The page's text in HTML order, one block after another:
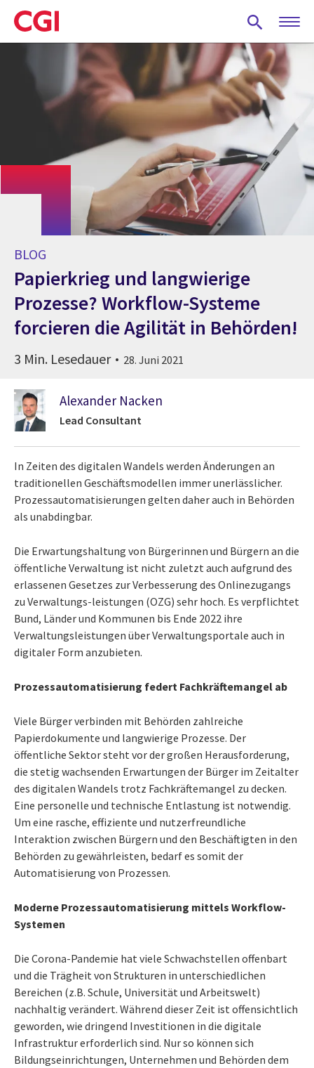
Skip
to
main
BLOG
Papierkrieg und langwierige
Prozesse? Workflow-Systeme
forcieren die Agilität in Behörden!
3 Min. Lesedauer 28. Juni 2021
Alexander Nacken
Lead Consultant
In Zeiten des digitalen Wandels werden Änderungen an
traditionellen Geschäftsmodellen immer unerlässlicher.
Prozessautomatisierungen gelten daher auch in Behörden
als unabdingbar.
Die Erwartungshaltung von Bürgerinnen und Bürgern an die
öffentliche Verwaltung ist nicht zuletzt auch aufgrund des
erlassenen Gesetzes zur Verbesserung des Onlinezugangs
zu Verwaltungs-leistungen (OZG) sehr hoch. Es verpflichtet
Bund, Länder und Kommunen bis Ende 2022 ihre
Verwaltungsleistungen über Verwaltungsportale auch in
digitaler Form anzubieten.
Prozessautomatisierung federt Fachkräftemangel ab
Viele Bürger verbinden mit Behörden zahlreiche
Papierdokumente und langwierige Prozesse. Der
öffentliche Sektor steht vor der großen Herausforderung,
die stetig wachsenden Erwartungen der Bürger im Zeitalter
des digitalen Wandels trotz Fachkräftemangel zu decken.
Eine personelle und technische Entlastung ist notwendig.
Um eine rasche, effiziente und nutzerfreundliche
Interaktion zwischen Bürgern und den Beschäftigten in den
Behörden zu gewährleisten, bedarf es somit der
Automatisierung von Prozessen.
Moderne Prozessautomatisierung mittels Workflow-
Systemen
Die Corona-Pandemie hat viele Schwachstellen offenbart
und die Trägheit von Strukturen in unterschiedlichen
Bereichen (z.B. Schule, Universität und Arbeitswelt)
nachhaltig verändert. Während dieser Zeit ist offensichtlich
geworden, wie dringend Investitionen in die digitale
Infrastruktur erforderlich sind. Nur so können sich
Bildungseinrichtungen, Unternehmen und Behörden dem